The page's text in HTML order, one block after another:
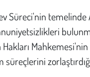
Süreci'nin
Hakları
süreçlerini